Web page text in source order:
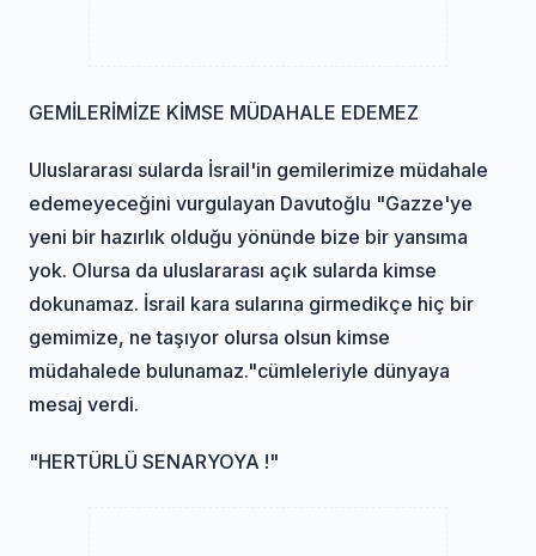
GEMİLERİMİZE KİMSE MÜDAHALE EDEMEZ
Uluslararası sularda İsrail'in gemilerimize müdahale
edemeyeceğini vurgulayan Davutoğlu "Gazze'ye
yeni bir hazırlık olduğu yönünde bize bir yansıma
yok. Olursa da uluslararası açık sularda kimse
dokunamaz. İsrail kara sularına girmedikçe hiç bir
gemimize, ne taşıyor olursa olsun kimse
müdahalede bulunamaz."cümleleriyle dünyaya
mesaj verdi.
"HERTÜRLÜ SENARYOYA !"